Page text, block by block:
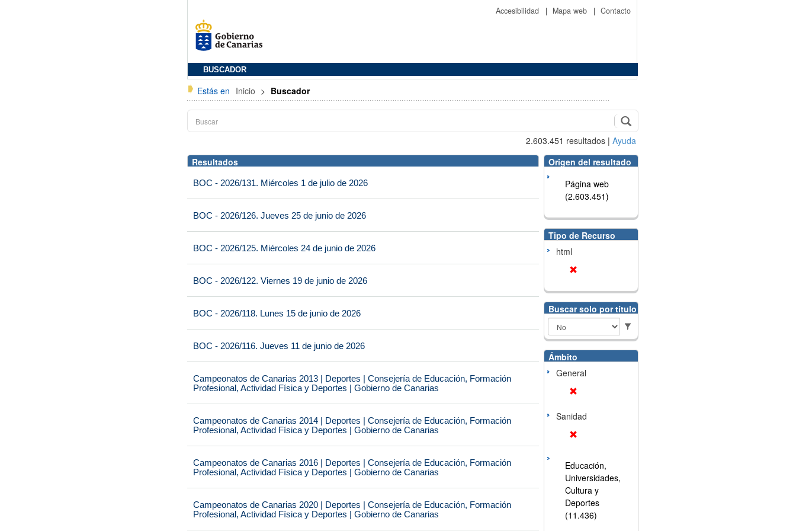
Accesibilidad | Mapa web | Contacto
BUSCADOR
Estás en Inicio > Buscador
2.603.451 resultados | Ayuda
Resultados
BOC - 2026/131. Miércoles 1 de julio de 2026
BOC - 2026/126. Jueves 25 de junio de 2026
BOC - 2026/125. Miércoles 24 de junio de 2026
BOC - 2026/122. Viernes 19 de junio de 2026
BOC - 2026/118. Lunes 15 de junio de 2026
BOC - 2026/116. Jueves 11 de junio de 2026
Campeonatos de Canarias 2013 | Deportes | Consejería de Educación, Formación
Profesional, Actividad Física y Deportes | Gobierno de Canarias
Campeonatos de Canarias 2014 | Deportes | Consejería de Educación, Formación
Profesional, Actividad Física y Deportes | Gobierno de Canarias
Campeonatos de Canarias 2016 | Deportes | Consejería de Educación, Formación
Profesional, Actividad Física y Deportes | Gobierno de Canarias
Campeonatos de Canarias 2020 | Deportes | Consejería de Educación, Formación
Profesional, Actividad Física y Deportes | Gobierno de Canarias
Origen del resultado
Página web
(2.603.451)
Tipo de Recurso
html
Buscar solo por título
Ámbito
General
Sanidad
Educación,
Universidades,
Cultura y
Deportes
(11.436)